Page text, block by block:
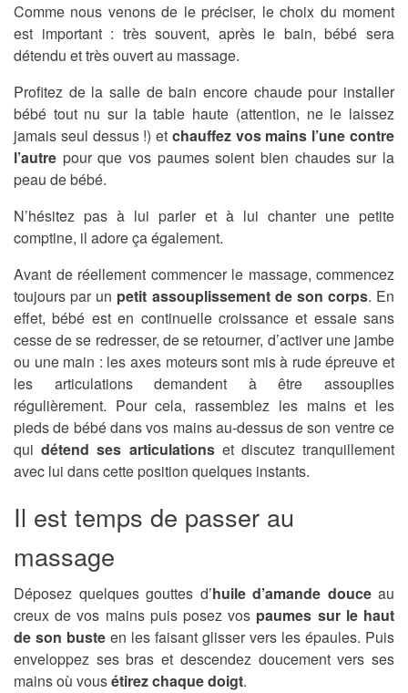
Comme nous venons de le préciser, le choix du moment
est important : très souvent, après le bain, bébé sera
détendu et très ouvert au massage.
Profitez de la salle de bain encore chaude pour installer
bébé tout nu sur la table haute (attention, ne le laissez
jamais seul dessus !) et chauffez vos mains l’une contre
l’autre pour que vos paumes soient bien chaudes sur la
peau de bébé.
N’hésitez pas à lui parler et à lui chanter une petite
comptine, il adore ça également.
Avant de réellement commencer le massage, commencez
toujours par un petit assouplissement de son corps. En
effet, bébé est en continuelle croissance et essaie sans
cesse de se redresser, de se retourner, d’activer une jambe
ou une main : les axes moteurs sont mis à rude épreuve et
les articulations demandent à être assouplies
régulièrement. Pour cela, rassemblez les mains et les
pieds de bébé dans vos mains au-dessus de son ventre ce
quidétend ses articulations et discutez tranquillement
avec lui dans cette position quelques instants.
Il est temps de passer au
massage
Déposez quelques gouttes d’huile d’amande douce au
creux de vos mains puis posez vos paumes sur le haut
de son buste en les faisant glisser vers les épaules. Puis
enveloppez ses bras et descendez doucement vers ses
mains où vousétirez chaque doigt.